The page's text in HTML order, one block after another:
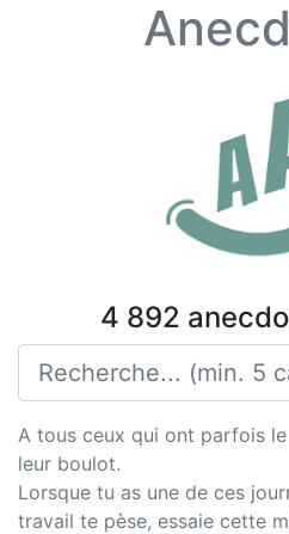
4 892
A tous ceux qui ont parfois
leur boulot.
Lorsque tu as une de ces
travail te pèse, essaie cette